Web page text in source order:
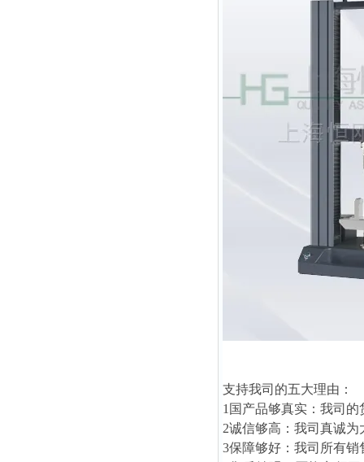
支持我司的五大理由：
1国产品够真实：我司
2诚信够高：我司真诚
3保障够好：我司所有